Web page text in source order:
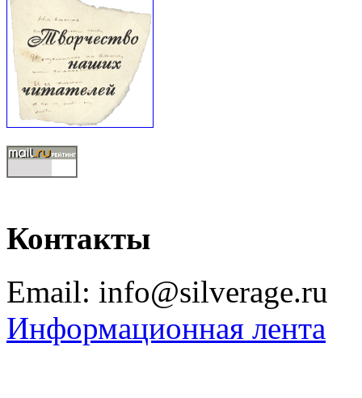
Контакты
Email: info@silverage.ru
Информационная лента